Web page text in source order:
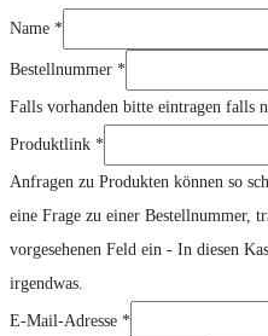
Name *
Bestellnummer *
Falls vorhanden bitte eintragen falls
Produktlink *
Anfragen zu Produkten können so
eine Frage zu einer Bestellnummer,
vorgesehenen Feld ein - In diesen
irgendwas.
Nachricht
E-Mail-Adresse *